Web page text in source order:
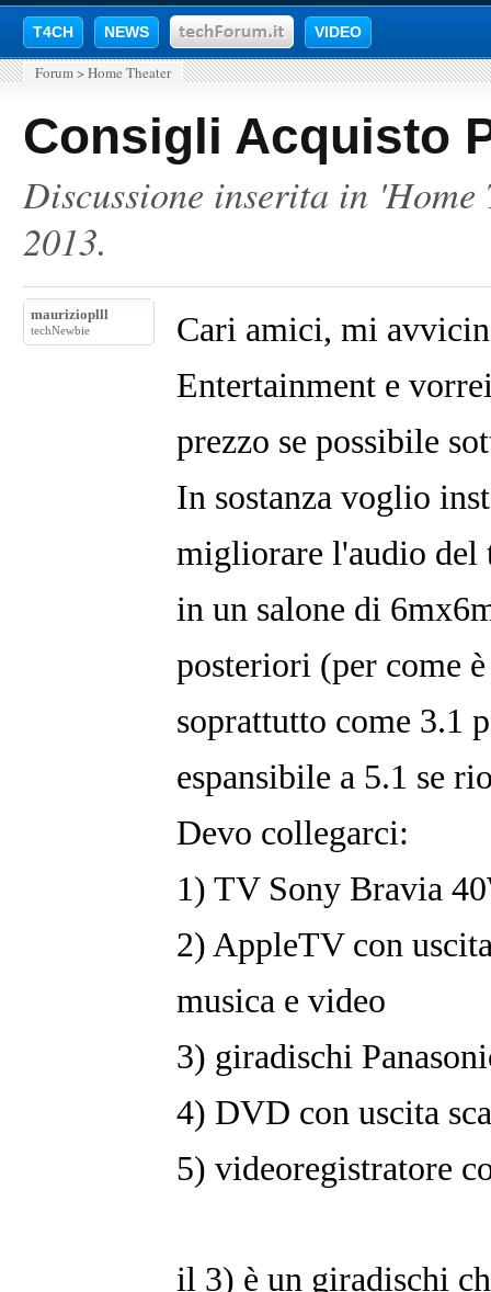
T4CH NEWS VIDEO
Forum > Home Theater
Consigli Acquisto
Discussione inserita in 'Home
2013.
maurizioplll
techNewbie
Cari amici, mi
Entertainment e
prezzo se possibile
In sostanza voglio
migliorare l'audio del
in un salone di
posteriori (per come
soprattutto come 3.1
espansibile a 5.1 se
Devo collegarci:
1) TV Sony Bravia
2) AppleTV con
musica e video
3) giradischi
4) DVD con uscita
5) videoregistratore
il 3) è un giradischi